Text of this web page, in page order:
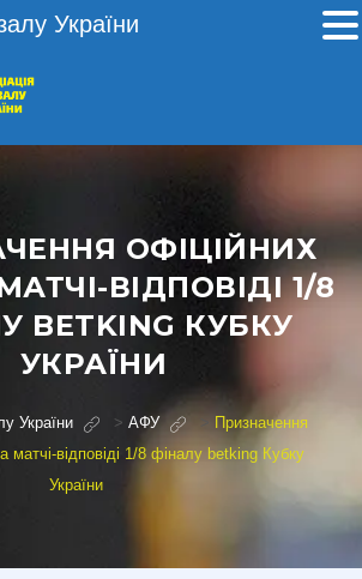
ОФІЦІЙНИХ
ВІДПОВІДІ 1/8
BETKING КУБКУ
УКРАЇНИ
України > АФУ
Призначення
матчі-відповіді 1/8 фіналу betking Кубку
України
України